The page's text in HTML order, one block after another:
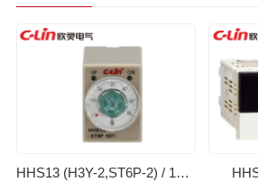
HHS13 (H3Y-2,ST6P-2) / 13-1 (H3Y-4,ST6P-4)时间继电器(老款）